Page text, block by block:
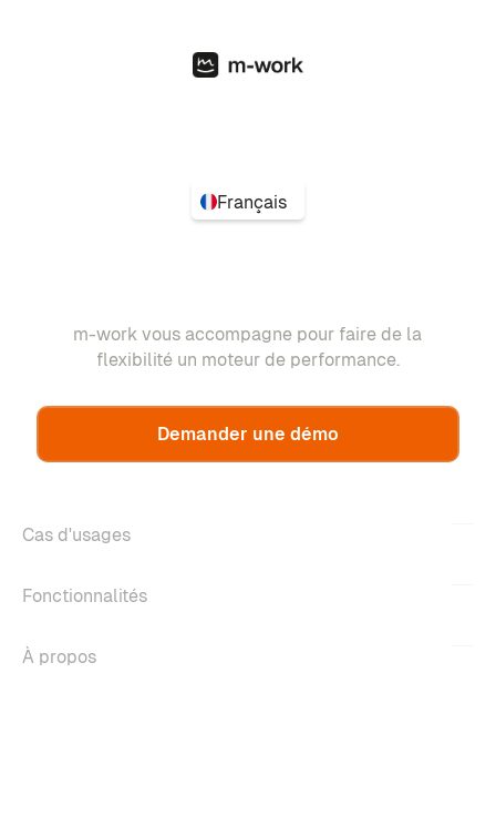
Français
m-work vous accompagne pour faire de la
flexibilité un moteur de performance.
Demander une démo
Cas d'usages
Fonctionnalités
À propos